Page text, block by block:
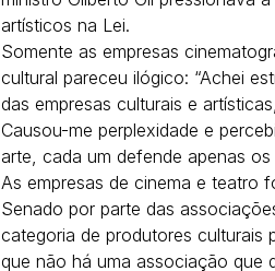
artísticos na Lei.
Somente as empresas
cultural pareceu ilógico: “Achei
das empresas culturais e
Causou-me perplexidade e
arte, cada um defende apenas
As empresas de cinema e teatro
Senado por parte das
categoria de produtores culturais
que não há uma associação que